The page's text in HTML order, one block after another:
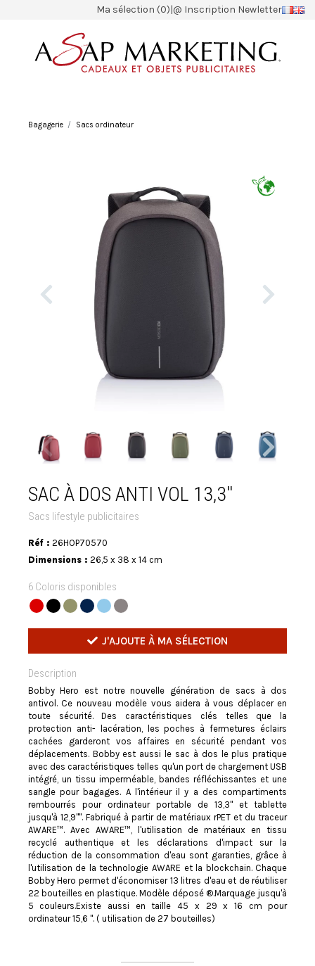
Ma sélection (0)|@ Inscription Newletter
Bagagerie Sacs ordinateur
SAC À DOS ANTI VOL 13,3''
Sacs lifestyle publicitaires
Réf : 26HOP70570
Dimensions : 26,5 x 38 x 14 cm
6 Coloris disponibles
J'AJOUTE À MA SÉLECTION
Description
Bobby Hero est notre nouvelle génération de sacs à dos
antivol. Ce nouveau modèle vous aidera à vous déplacer en
toute sécurité. Des caractéristiques clés telles que la
protection anti- lacération, les poches à fermetures éclairs
cachées garderont vos affaires en sécurité pendant vos
déplacements. Bobby est aussi le sac à dos le plus pratique
avec des caractéristiques telles qu'un port de chargement USB
intégré, un tissu imperméable, bandes réfléchissantes et une
sangle pour bagages. A l'intérieur il y a des compartiments
rembourrés pour ordinateur portable de 13,3" et tablette
jusqu'à 12,9"". Fabriqué à partir de matériaux rPET et du traceur
AWARE™. Avec AWARE™, l'utilisation de matériaux en tissu
recyclé authentique et les déclarations d'impact sur la
réduction de la consommation d'eau sont garanties, grâce à
l'utilisation de la technologie AWARE et la blockchain. Chaque
Bobby Hero permet d'économiser 13 litres d'eau et de réutiliser
22 bouteilles en plastique. Modèle déposé ®.Marquage jusqu'à
5 couleurs.Existe aussi en taille 45 x 29 x 16 cm pour
ordinateur 15,6 ". ( utilisation de 27 bouteilles)